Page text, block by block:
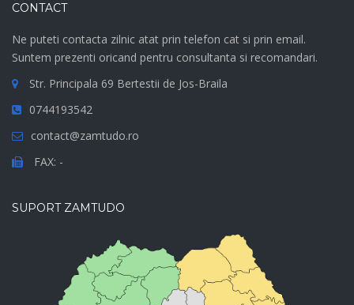
CONTACT
Ne puteti contacta zilnic atat prin telefon cat si prin email.
Suntem prezenti oricand pentru consultanta si recomandari.
Str. Principala 69 Bertestii de Jos-Braila
0744193542
contact@zamtudo.ro
FAX: -
SUPORT ZAMTUDO